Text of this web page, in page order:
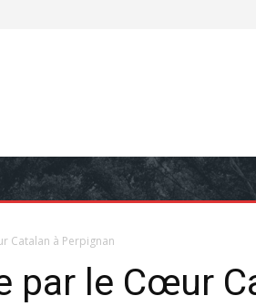
Catalan à Perpignan
par le Cœur